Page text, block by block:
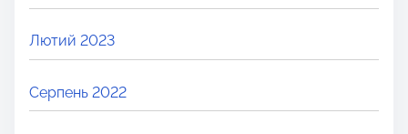
Лютий 2023
Серпень 2022